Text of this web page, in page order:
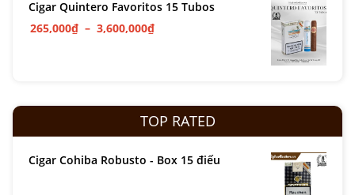
Cigar Quintero Favoritos 15 Tubos
265,000₫ – 3,600,000₫
TOP RATED
Cigar Cohiba Robusto - Box 15 điếu